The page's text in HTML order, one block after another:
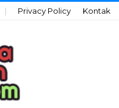
Privacy Policy Kontak